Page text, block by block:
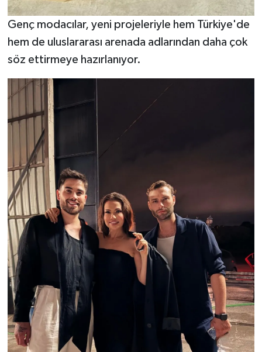
Genç modacılar, yeni projeleriyle hem Türkiye'de
hem de uluslararası arenada adlarından daha çok
söz ettirmeye hazırlanıyor.